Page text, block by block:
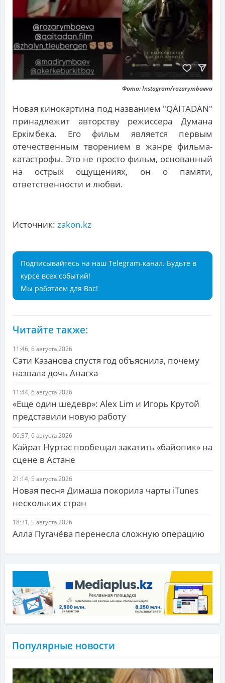
Фото: Instagram/rozarymbaeva
Новая кинокартина под названием "QAITADAN"
принадлежит авторству режиссера Думана
Еркімбека. Его фильм является первым
отечественным творением в жанре фильма-
катастрофы. Это не просто фильм, основанный
на острых ощущениях, он о памяти,
ответственности и любви.
Источник: zakon.kz
Подписывайтесь на наш Telegram-канал. Будьте в
курсе всех событий!
Мы работаем для Вас!
Читайте также:
11:46, 6 августа 2026
Сати Казанова спустя год объяснила, почему
назвала дочь Анагха
11:44, 6 августа 2026
«Еще один шедевр»: Alex Lim и Игорь Крутой
представили новую работу
06:57, 6 августа 2026
Кайрат Нуртас пообещал закатить «байопик» на
сцене в Астане
21:14, 5 августа 2026
Новая песня Димаша покорила чарты iTunes
нескольких стран
18:31, 5 августа 2026
Алла Пугачёва перенесла сложную операцию
Популярные новости